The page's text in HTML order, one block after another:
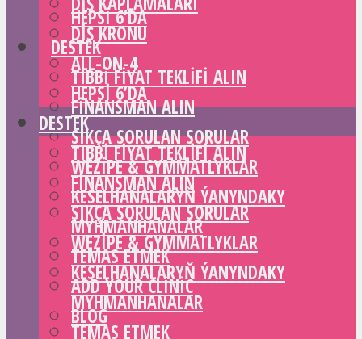
HEPSI 6’DA
DESTEK
TIBBI FIYAT TEKLIFI ALIN
FINANSMAN ALIN
SIKÇA SORULAN SORULAR
WEZIPE & GYMMATLYKLAR
KESELHANALARYŇ ÝANYNDAKY
MYHMANHANALAR
TEMAS ETMEK
ADD YOUR CLINIC
BLOG
DIŞ KRONU
ALL-ON-4
HEPSI 6’DA
DESTEK
TIBBI FIYAT TEKLIFI ALIN
FINANSMAN ALIN
SIKÇA SORULAN SORULAR
WEZIPE & GYMMATLYKLAR
KESELHANALARYŇ ÝANYNDAKY
MYHMANHANALAR
TEMAS ETMEK